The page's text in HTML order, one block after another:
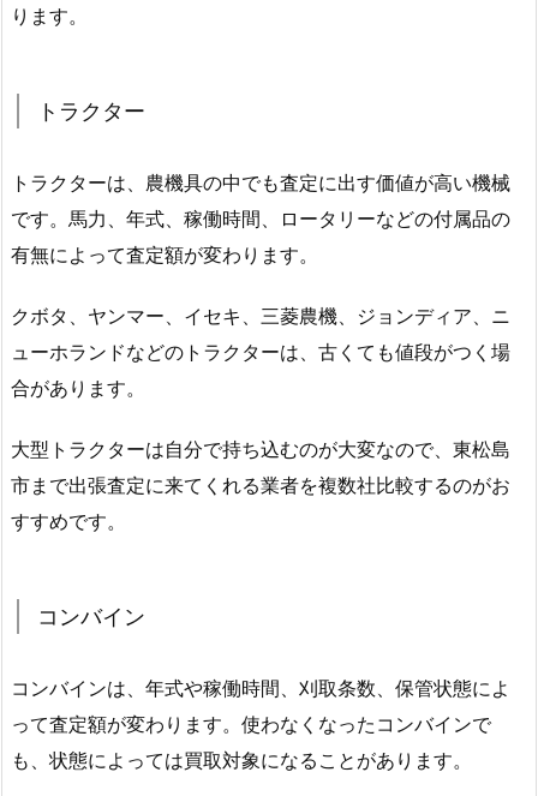
ります。
トラクター
トラクターは、農機具の中でも査定に出す価値が高い機械
です。馬力、年式、稼働時間、ロータリーなどの付属品の
有無によって査定額が変わります。
クボタ、ヤンマー、イセキ、三菱農機、ジョンディア、ニ
ューホランドなどのトラクターは、古くても値段がつく場
合があります。
大型トラクターは自分で持ち込むのが大変なので、東松島
市まで出張査定に来てくれる業者を複数社比較するのがお
すすめです。
コンバイン
コンバインは、年式や稼働時間、刈取条数、保管状態によ
って査定額が変わります。使わなくなったコンバインで
も、状態によっては買取対象になることがあります。